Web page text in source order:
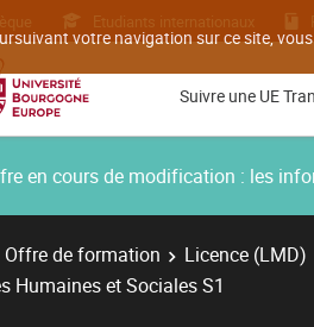
votre navigation sur ce site,
Etudiants internationaux
Suivre une UE
en cours de modification : les
Offre de formation Licence (LMD)
Humaines et Sociales S1